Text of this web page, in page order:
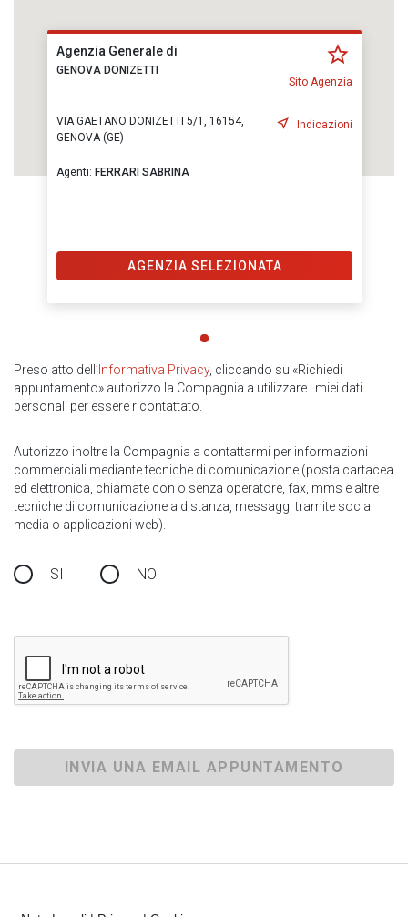
Agenzia Generale di
GENOVA DONIZETTI
Sito Agenzia
VIA GAETANO DONIZETTI 5/1, 16154,
GENOVA (GE)
Indicazioni
Agenti: FERRARI SABRINA
AGENZIA SELEZIONATA
Preso atto dell ’Informativa Privacy, cliccando su «Richiedi
appuntamento» autorizzo la Compagnia a utilizzare i miei dati
personali per essere ricontattato.
Autorizzo inoltre la Compagnia a contattarmi per informazioni
commerciali mediante tecniche di comunicazione (posta cartacea
ed elettronica, chiamate con o senza operatore, fax, mms e altre
tecniche di comunicazione a distanza, messaggi tramite social
media o applicazioni web).
SI NO
INVIA UNA EMAIL APPUNTAMENTO